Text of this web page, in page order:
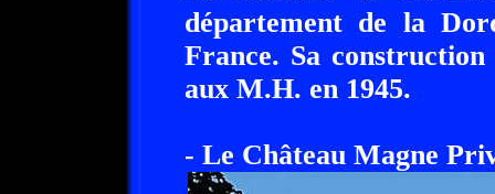
département de la
France. Sa
aux M.H. en 1945.
- Le Château Magne